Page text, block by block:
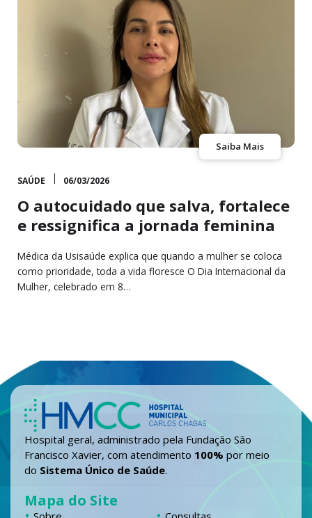
Saiba Mais
SAÚDE 06/03/2026
O autocuidado que salva, fortalece
e ressignifica a jornada feminina
Médica da Usisaúde explica que quando a mulher se coloca
como prioridade, toda a vida floresce O Dia Internacional da
Mulher, celebrado em 8…
Hospital geral, administrado pela Fundação São
Francisco Xavier, com atendimento 100% por meio
do Sistema Único de Saúde.
Mapa do Site